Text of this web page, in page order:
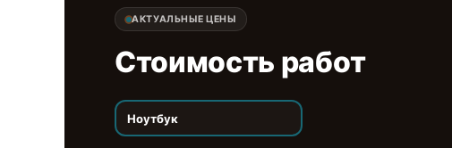
АКТУАЛЬНЫЕ ЦЕНЫ
Стоимость работ
Ноутбук